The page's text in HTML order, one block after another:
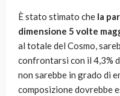
È stato stimato che la
dimensione 5 volte
al totale del Cosmo,
confrontarsi con il 4,3%
non sarebbe in grado di
composizione dovrebbe